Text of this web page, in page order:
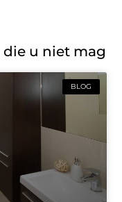
die u niet mag
BLOG